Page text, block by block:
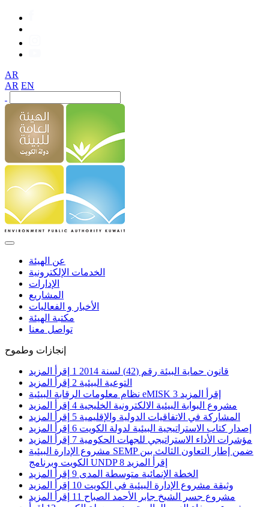
AR
AR EN
عن الهيئة
الخدمات الإلكترونية
الإدارات
المشاريع
الأخبار و الفعاليات
مكتبة الهيئة
تواصل معنا
إنجازات وطموح
قانون حماية البيئة رقم (42) لسنة 2014 1 إقرأ المزيد
التوعية البيئية 2 إقرأ المزيد
نظام معلومات الرقابة البيئية eMISK 3 إقرأ المزيد
مشروع البوابة البيئية الالكترونية الخليجية 4 إقرأ المزيد
المشاركة في الاتفاقيات الدولية والإقليمية 5 إقرأ المزيد
إصدار كتاب الاستراتيجية البيئية لدولة الكويت 6 إقرأ المزيد
مؤشرات الأداء الاستراتيجي للجهات الحكومية 7 إقرأ المزيد
مشروع الإدارة البيئية SEMP ضمن إطار التعاون الثالث بين
الكويت وبرنامج UNDP8 إقرأ المزيد
الخطة الإنمائية متوسطة المدى 9 إقرأ المزيد
وثيقة مشروع الإدارة البيئية في الكويت 10 إقرأ المزيد
مشروع جسر الشيخ جابر الأحمد الصباح 11 إقرأ المزيد